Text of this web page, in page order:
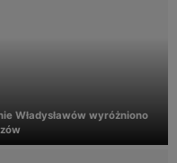
wyróżniono